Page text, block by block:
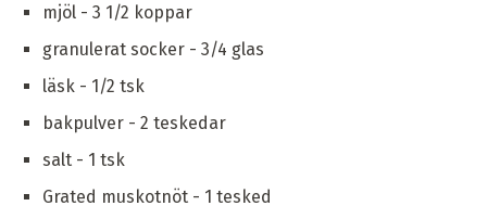
mjöl - 3 1/2 koppar
granulerat socker - 3/4 glas
läsk - 1/2 tsk
bakpulver - 2 teskedar
salt - 1 tsk
Grated muskotnöt - 1 tesked